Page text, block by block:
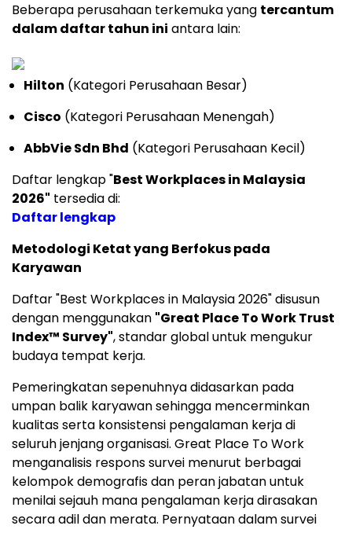
Beberapa perusahaan terkemuka yang tercantum
dalam daftar tahun ini antara lain:
Hilton (Kategori Perusahaan Besar)
Cisco (Kategori Perusahaan Menengah)
AbbVie Sdn Bhd (Kategori Perusahaan Kecil)
Daftar lengkap "Best Workplaces in Malaysia
2026" tersedia di:
Daftar lengkap
Metodologi Ketat yang Berfokus pada
Karyawan
Daftar "Best Workplaces in Malaysia 2026" disusun
dengan menggunakan "Great Place To Work Trust
Index™ Survey", standar global untuk mengukur
budaya tempat kerja.
Pemeringkatan sepenuhnya didasarkan pada
umpan balik karyawan sehingga mencerminkan
kualitas serta konsistensi pengalaman kerja di
seluruh jenjang organisasi. Great Place To Work
menganalisis respons survei menurut berbagai
kelompok demografis dan peran jabatan untuk
menilai sejauh mana pengalaman kerja dirasakan
secara adil dan merata. Pernyataan dalam survei